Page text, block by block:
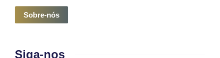
Sobre-nós
Siga-nos